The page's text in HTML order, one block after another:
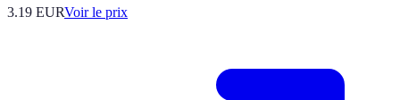
3.19 EURVoir le prix